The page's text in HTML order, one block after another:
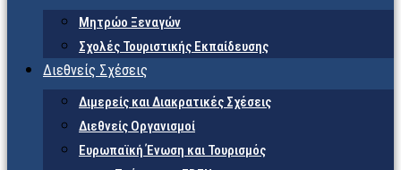
Μητρώο Ξεναγών
Σχολές Τουριστικής Εκπαίδευσης
Διεθνείς Σχέσεις
Διμερείς και Διακρατικές Σχέσεις
Διεθνείς Οργανισμοί
Ευρωπαϊκή Ένωση και Τουρισμός